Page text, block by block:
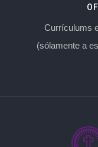
Currículums
(sólamente a